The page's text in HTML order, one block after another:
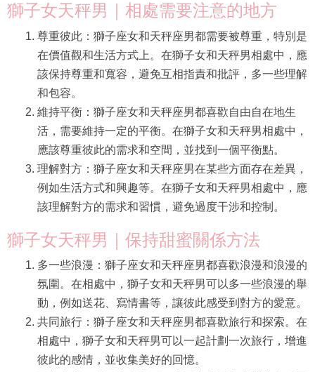
獅子女天秤男｜相處需要注意的地方
尊重彼此：獅子座女和天秤座男都需要被尊重，特別是
在價值觀和生活方式上。在獅子女和天秤男相處中，應
該保持尊重和寬容，避免互相指責和批評，多一些理解
和包容。
維持平衡：獅子座女和天秤座男都喜歡自由自在地生
活，需要維持一定的平衡。在獅子女和天秤男相處中，
應該尊重彼此的需求和空間，並找到一個平衡點。
理解對方：獅子座女和天秤座男在某些方面存在差異，
例如生活方式和興趣等。在獅子女和天秤男相處中，應
該理解對方的需求和習慣，避免過度干涉和控制。
獅子女天秤男｜保持甜蜜關係方法
多一些浪漫：獅子座女和天秤座男都喜歡浪漫和浪漫的
氛圍。在相處中，獅子女和天秤男可以多一些浪漫的舉
動，例如送花、寫情書等，讓彼此感受到對方的愛意。
共同旅行：獅子座女和天秤座男都喜歡旅行和探索。在
相處中，獅子女和天秤男可以一起計劃一次旅行，增進
彼此的感情，並收集美好的回憶。